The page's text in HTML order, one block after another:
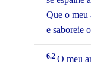
Que o meu
e saboreie
6.2 O meu